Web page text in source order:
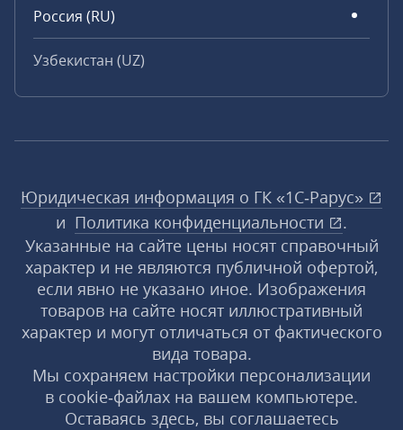
Россия (RU)
Узбекистан (UZ)
Юридическая информация о ГК «1С‑Рарус»
и Политика конфиденциальности
.
Указанные на сайте цены носят справочный
характер и не являются публичной офертой,
если явно не указано иное. Изображения
товаров на сайте носят иллюстративный
характер и могут отличаться от фактического
вида товара.
Мы сохраняем настройки персонализации
в cookie‑файлах на вашем компьютере.
Оставаясь здесь, вы соглашаетесь